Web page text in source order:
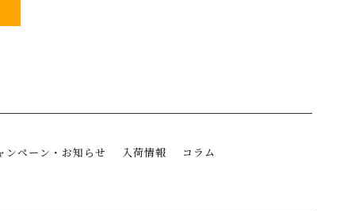
ンペーン・お知らせ 入荷情報 コラム